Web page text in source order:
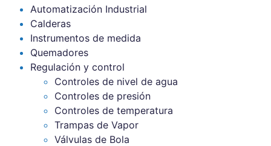
Automatización Industrial
Calderas
Instrumentos de medida
Quemadores
Regulación y control
Controles de nivel de agua
Controles de presión
Controles de temperatura
Trampas de Vapor
Válvulas de Bola